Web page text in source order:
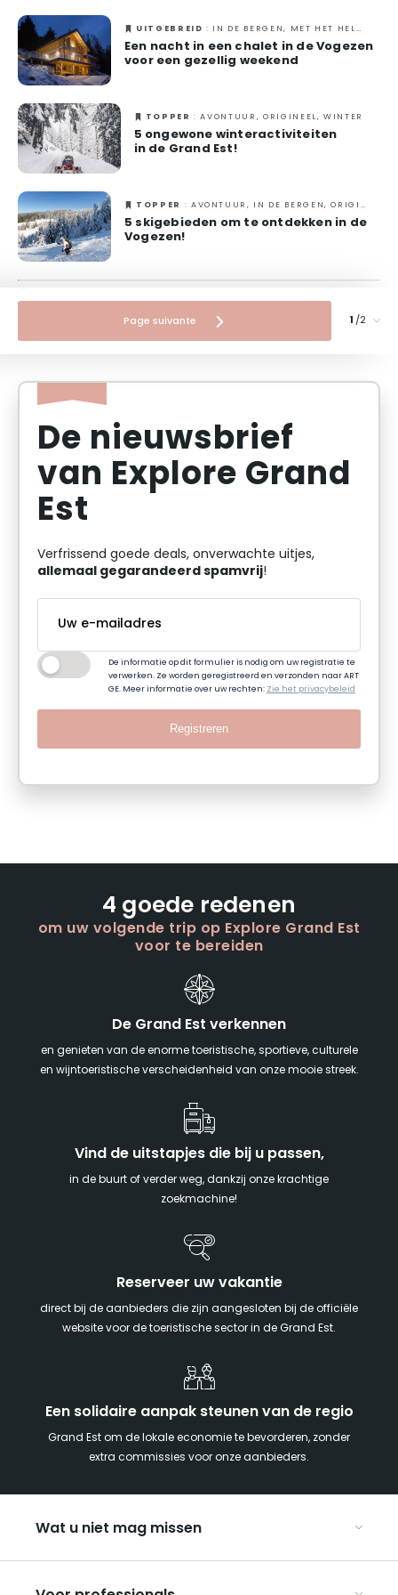
Verantwoord reizen
UITGEBREID : IN DE BERGEN, MET HET HELE GEZIN, MET VRIENDEN, MET ZIJN TWEETJES, NATUUR, WELLNESS, WINTER
Een nacht in een chalet in de Vogezen
voor een gezellig weekend
TOPPER : AVONTUUR, ORIGINEEL, WINTER
5 ongewone winteractiviteiten
in de Grand Est!
TOPPER : AVONTUUR, IN DE BERGEN, ORIGINEEL, WINTER
5 skigebieden om te ontdekken in de
Vogezen!
Page suivante /2
De nieuwsbrief
van Explore Grand
Est
Verfrissend goede deals, onverwachte uitjes,
allemaal gegarandeerd spamvrij!
De informatie op dit formulier is nodig om uw registratie te
verwerken. Ze worden geregistreerd en verzonden naar ART
GE. Meer informatie over uw rechten: Zie het privacybeleid
Registreren
4 goede redenen
om uw volgende trip op Explore Grand Est
voor te bereiden
De Grand Est verkennen
en genieten van de enorme toeristische, sportieve, culturele
en wijntoeristische verscheidenheid van onze mooie streek.
Vind de uitstapjes die bij u passen,
in de buurt of verder weg, dankzij onze krachtige
zoekmachine!
Reserveer uw vakantie
direct bij de aanbieders die zijn aangesloten bij de officiële
website voor de toeristische sector in de Grand Est.
Een solidaire aanpak steunen van de regio
Grand Est om de lokale economie te bevorderen, zonder
extra commissies voor onze aanbieders.
Wat u niet mag missen